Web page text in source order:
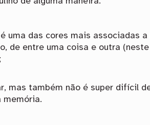
uma das cores mais associadas a
de entre uma coisa e outra
mas também não é super difícil
memória.